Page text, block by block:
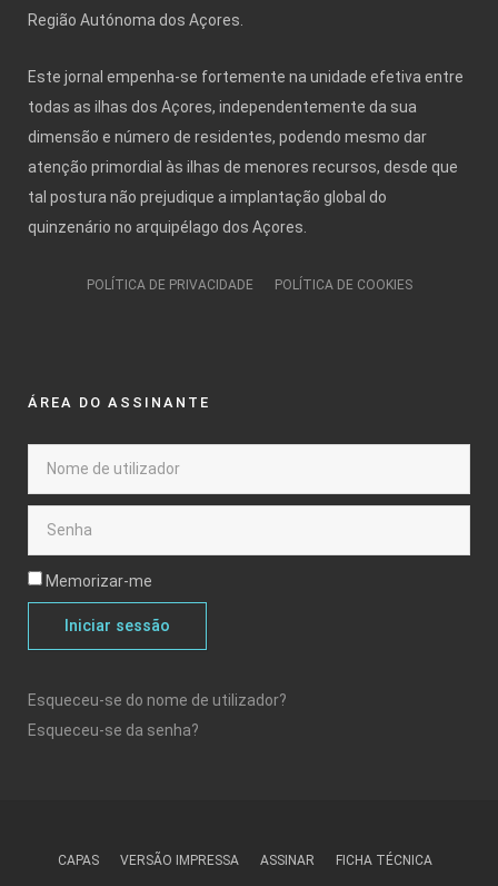
Região Autónoma dos Açores.
Este jornal empenha-se fortemente na unidade efetiva entre
todas as ilhas dos Açores, independentemente da sua
dimensão e número de residentes, podendo mesmo dar
atenção primordial às ilhas de menores recursos, desde que
tal postura não prejudique a implantação global do
quinzenário no arquipélago dos Açores.
POLÍTICA DE PRIVACIDADE POLÍTICA DE COOKIES
ÁREA DO ASSINANTE
Memorizar-me
Iniciar sessão
Esqueceu-se do nome de utilizador?
Esqueceu-se da senha?
CAPAS VERSÃO IMPRESSA ASSINAR FICHA TÉCNICA